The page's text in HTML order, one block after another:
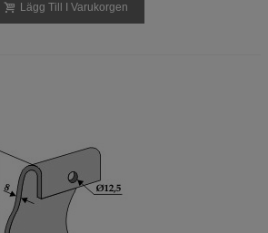
Lägg Till I Varukorgen